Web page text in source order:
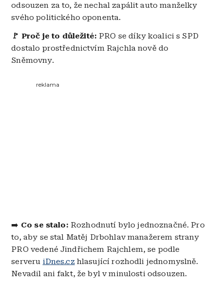
odsouzen za to, že nechal zapálit auto manželky
svého politického oponenta.
🚩 Proč je to důležité: PRO se díky koalici s SPD
dostalo prostřednictvím Rajchla nově do
Sněmovny.
reklama
➡️ Co se stalo: Rozhodnutí bylo jednoznačné. Pro
to, aby se stal Matěj Drbohlav manažerem strany
PRO vedené Jindřichem Rajchlem, se podle
serveru iDnes.cz hlasující rozhodli jednomyslně.
Nevadil ani fakt, že byl v minulosti odsouzen.